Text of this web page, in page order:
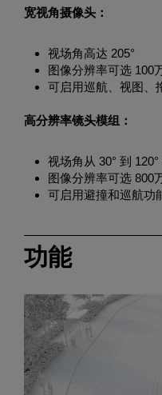
宽视角摄像头 ：
视场角高达 205°
图像分辨率可选 100
可启用巡航、视图、
高分辨率镜头模组：
视场角从 30° 到
图像分辨率可选 800
可启用避撞和巡航功
功能